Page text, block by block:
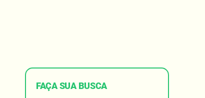
FAÇA SUA BUSCA